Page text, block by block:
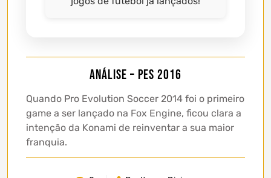
Análise – PES 2016
Quando Pro Evolution Soccer 2014 foi o primeiro
game a ser lançado na Fox Engine, ficou clara a
intenção da Konami de reinventar a sua maior
franquia.